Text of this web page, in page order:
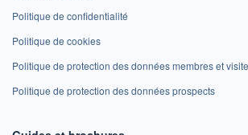
Politique de confidentialité
Politique de cookies
Politique de protection des données membres et
Politique de protection des données prospects